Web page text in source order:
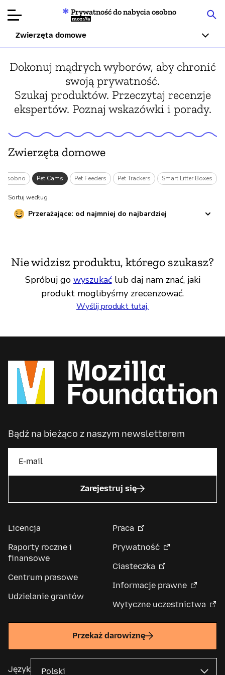
Recenzje
produktów
Articles
darowiznę
Prywatność do nabycia osobno
Mozilla
Zwierzęta domowe
Dokonuj mądrych wyborów, aby chronić
swoją prywatność.
Szukaj produktów. Przeczytaj recenzje
ekspertów. Poznaj wskazówki i porady.
Zwierzęta domowe
osobno Pet Cams Pet Feeders Pet Trackers Smart Litter Boxes
Sortuj według
Przerażające: od najmniej do najbardziej
Nie widzisz produktu, którego szukasz?
Spróbuj go wyszukaćlub daj nam znać, jaki
produkt moglibyśmy zrecenzować.
Wyślij produkt tutaj.
Bądź na bieżąco z naszym newsletterem
Zarejestruj się
Licencja
Raporty roczne i
finansowe
Centrum prasowe
Udzielanie grantów
Praca
Prywatność
Ciasteczka
Informacje prawne
Wytyczne uczestnictwa
Przekaż darowiznę
Język